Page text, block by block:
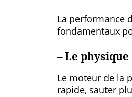
La performance
fondamentaux
– Le physique
Le moteur de la
rapide, sauter